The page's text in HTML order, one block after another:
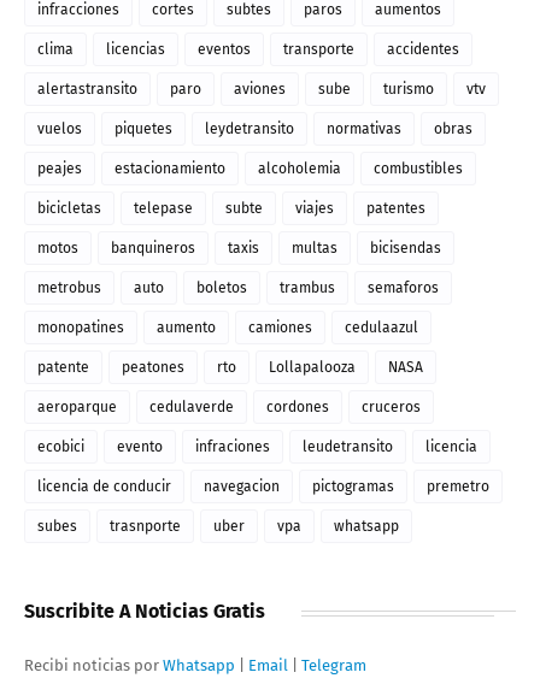
infracciones cortes subtes paros aumentos
clima licencias eventos transporte accidentes
alertastransito paro aviones sube turismo vtv
vuelos piquetes leydetransito normativas obras
peajes estacionamiento alcoholemia combustibles
bicicletas telepase subte viajes patentes
motos banquineros taxis multas bicisendas
metrobus auto boletos trambus semaforos
monopatines aumento camiones cedulaazul
patente peatones rto Lollapalooza NASA
aeroparque cedulaverde cordones cruceros
ecobici evento infraciones leudetransito licencia
licencia de conducir navegacion pictogramas premetro
subes trasnporte uber vpa whatsapp
Suscribite A Noticias Gratis
Recibi noticias por Whatsapp Email Telegram